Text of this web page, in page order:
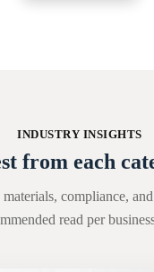
INDUSTRY INSIGHTS
from each
materials, compliance,
read per